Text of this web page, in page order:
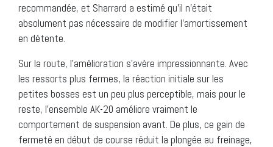
recommandée, et Sharrard a estimé qu’il n’était
absolument pas nécessaire de modifier l’amortissement
en détente.
Sur la route, l’amélioration s’avère impressionnante. Avec
les ressorts plus fermes, la réaction initiale sur les
petites bosses est un peu plus perceptible, mais pour le
reste, l’ensemble AK-20 améliore vraiment le
comportement de suspension avant. De plus, ce gain de
fermeté en début de course réduit la plongée au freinage,